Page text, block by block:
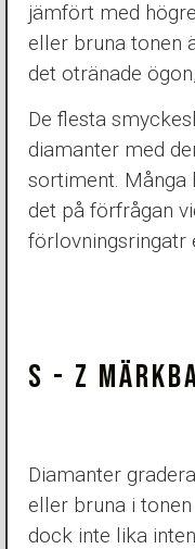
jämfört med
eller bruna tonen
det otränade
De flesta
diamanter med
sortiment. Många
det på förfrågan
förlovningsringatr
S - Z
Diamanter
eller bruna i
dock inte lika